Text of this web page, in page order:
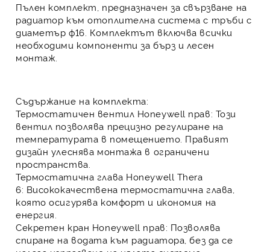
Пълен комплект, предназначен за свързване на
радиатор към отоплителна система с тръби с
диаметър ф16. Комплектът включва всички
необходими компоненти за бърз и лесен
монтаж.
Съдържание на комплекта:
Термостатичен вентил Honeywell прав: Този
вентил позволява прецизно регулиране на
температурата в помещението. Правият
дизайн улеснява монтажа в ограничени
пространства.
Термостатична глава Honeywell Thera
6: Висококачествена термостатична глава,
която осигурява комфорт и икономия на
енергия.
Секретен кран Honeywell прав: Позволява
спиране на водата към радиатора, без да се